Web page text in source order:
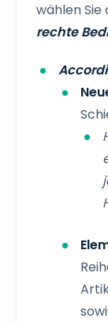
wählen Sie
rechte